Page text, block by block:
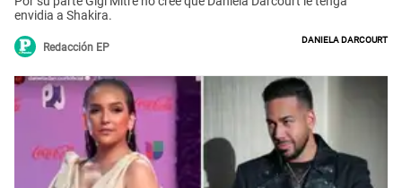
envidia a Shakira.
Redacción EP
Daniela Darcourt